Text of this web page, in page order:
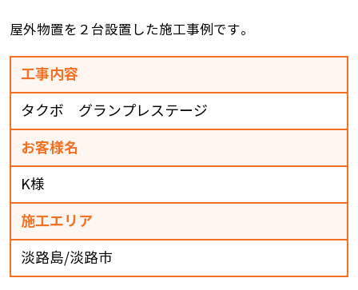
屋外物置を２台設置した施工事例です。
工事内容
タクボ グランプレステージ
お客様名
K様
施工エリア
淡路島/淡路市